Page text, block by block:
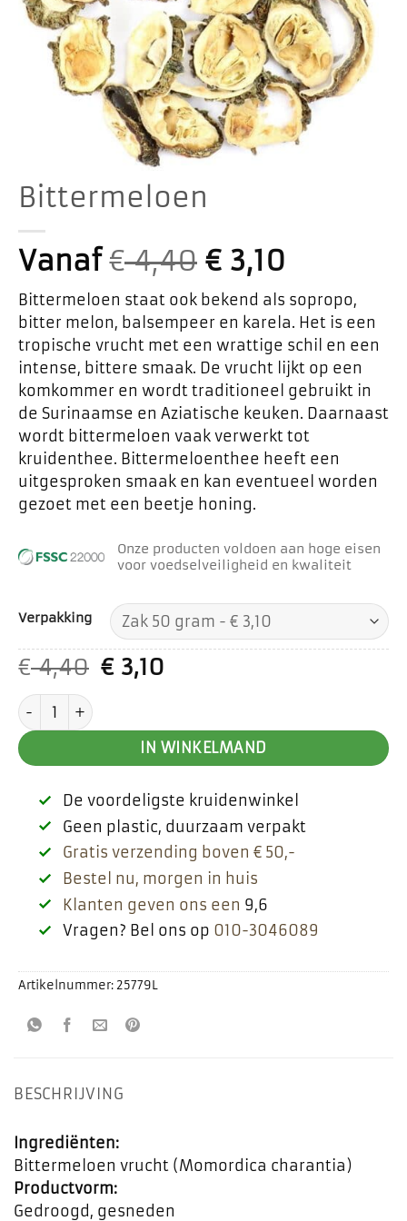
Bittermeloen
Vanaf€4,40 €3,10
Bittermeloen staat ook bekend als sopropo,
bitter melon, balsempeer en karela. Het is een
tropische vrucht met een wrattige schil en een
intense, bittere smaak. De vrucht lijkt op een
komkommer en wordt traditioneel gebruikt in
de Surinaamse en Aziatische keuken. Daarnaast
wordt bittermeloen vaak verwerkt tot
kruidenthee. Bittermeloenthee heeft een
uitgesproken smaak en kan eventueel worden
gezoet met een beetje honing.
Onze producten voldoen aan hoge eisen
voor voedselveiligheid en kwaliteit
Verpakking
€4,40 Oorspronkelijke
prijs
€ 4,40.
€3,10
€ 3,10.
Bittermeloen aantal
IN WINKELMAND
De voordeligste kruidenwinkel
Geen plastic, duurzaam verpakt
Gratis verzending boven € 50,-
Bestel nu, morgen in huis
Klanten geven ons een 9,6
Vragen? Bel ons op 010-3046089
Artikelnummer:25779L
BESCHRIJVING
Ingrediënten:
Bittermeloen vrucht (Momordica charantia)
Productvorm:
Gedroogd, gesneden